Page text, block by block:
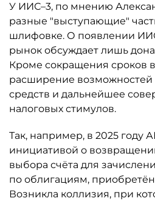
У ИИС–3, по мнению
разные "выступающие"
шлифовке. О появлении
рынок обсуждает лишь
Кроме сокращения сроков
расширение возможностей
средств и дальнейшее
налоговых стимулов.
Так, например, в 2025 году
инициативой о
выбора счёта для
по облигациям,
Возникла коллизия, при